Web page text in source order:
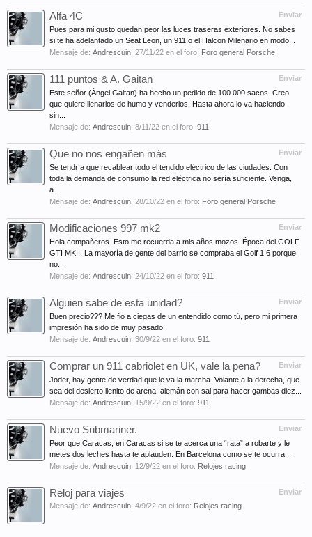
Enviar
Alfa 4C
Pues para mi gusto quedan peor las luces traseras exteriores. No sabes
si te ha adelantado un Seat Leon, un 911 o el Halcon Milenario en modo...
Mensaje de: Andrescuin 27/11/22 en el foro: Foro general Porsche
Enviar
111 puntos & A. Gaitan
Este señor (Ángel Gaitan) ha hecho un pedido de 100.000 sacos. Creo
que quiere llenarlos de humo y venderlos. Hasta ahora lo va haciendo
sin...
Mensaje de: Andrescuin 8/11/22 en el foro: 911
Enviar
Que no nos engañen más
Se tendría que recablear todo el tendido eléctrico de las ciudades. Con
toda la demanda de consumo la red eléctrica no sería suficiente. Venga,
a...
Mensaje de: Andrescuin 28/10/22 en el foro: Foro general Porsche
Enviar
Modificaciones 997 mk2
Hola compañeros. Esto me recuerda a mis años mozos. Época del GOLF
GTI MKII. La mayoría de gente del barrio se compraba el Golf 1.6 porque
no...
Mensaje de: Andrescuin 24/10/22 en el foro: 911
Enviar
Alguien sabe de esta unidad?
Buen precio??? Me fio a ciegas de un entendido como tú, pero mi primera
impresión ha sido de muy pasado.
Mensaje de: Andrescuin 30/9/22 en el foro: 911
Enviar
Comprar un 911 cabriolet en UK, vale la pena?
Joder, hay gente de verdad que le va la marcha. Volante a la derecha, que
sea del desierto llenito de arena, alemán con sal para hacer gambas diez...
Mensaje de: Andrescuin 15/9/22 en el foro: 911
Enviar
Nuevo Submariner.
Peor que Caracas, en Caracas si se te acerca una “rata” a robarte y le
metes dos leches hasta te aplauden. En Barcelona como se te ocurra...
Mensaje de: Andrescuin 12/9/22 en el foro: Relojes racing
Enviar
Reloj para viajes
Mensaje de: Andrescuin 4/9/22 en el foro: Relojes racing